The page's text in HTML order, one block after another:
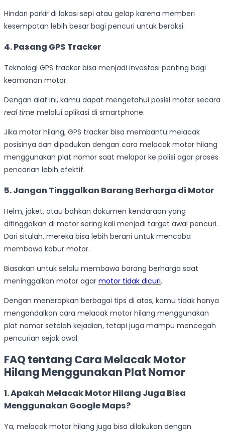
Hindari parkir di lokasi sepi atau gelap karena memberi
kesempatan lebih besar bagi pencuri untuk beraksi.
4. Pasang GPS Tracker
Teknologi GPS tracker bisa menjadi investasi penting bagi
keamanan motor.
Dengan alat ini, kamu dapat mengetahui posisi motor secara
real time melalui aplikasi di smartphone.
Jika motor hilang, GPS tracker bisa membantu melacak
posisinya dan dipadukan dengan cara melacak motor hilang
menggunakan plat nomor saat melapor ke polisi agar proses
pencarian lebih efektif.
5. Jangan Tinggalkan Barang Berharga di Motor
Helm, jaket, atau bahkan dokumen kendaraan yang
ditinggalkan di motor sering kali menjadi target awal pencuri.
Dari situlah, mereka bisa lebih berani untuk mencoba
membawa kabur motor.
Biasakan untuk selalu membawa barang berharga saat
meninggalkan motor agar motor tidak dicuri.
Dengan menerapkan berbagai tips di atas, kamu tidak hanya
mengandalkan cara melacak motor hilang menggunakan
plat nomor setelah kejadian, tetapi juga mampu mencegah
pencurian sejak awal.
FAQ tentang Cara Melacak Motor
Hilang Menggunakan Plat Nomor
1. Apakah Melacak Motor Hilang Juga Bisa
Menggunakan Google Maps?
Ya, melacak motor hilang juga bisa dilakukan dengan